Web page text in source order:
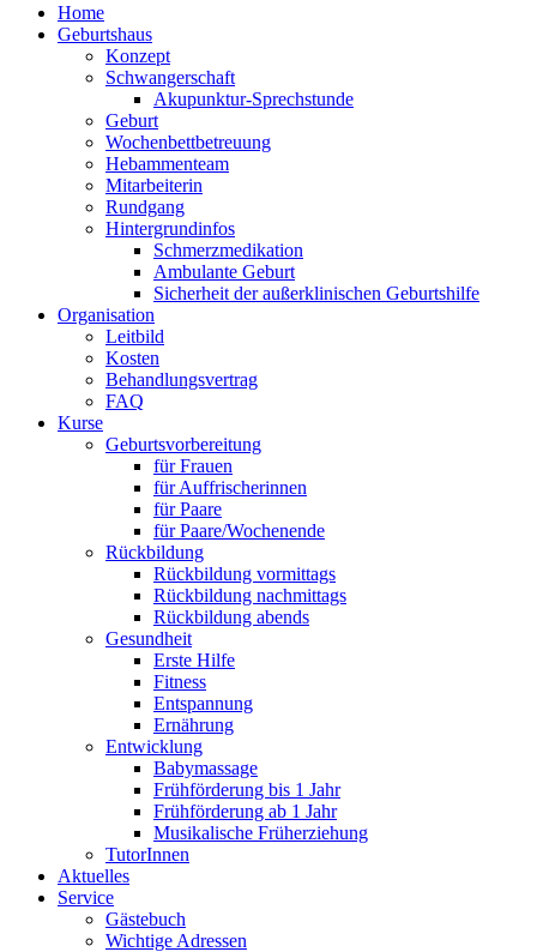
Home
Geburtshaus
Konzept
Schwangerschaft
Akupunktur-Sprechstunde
Geburt
Wochenbettbetreuung
Hebammenteam
Mitarbeiterin
Rundgang
Hintergrundinfos
Schmerzmedikation
Ambulante Geburt
Sicherheit der außerklinischen Geburtshilfe
Organisation
Leitbild
Kosten
Behandlungsvertrag
FAQ
Kurse
Geburtsvorbereitung
für Frauen
für Auffrischerinnen
für Paare
für Paare/Wochenende
Rückbildung
Rückbildung vormittags
Rückbildung nachmittags
Rückbildung abends
Gesundheit
Erste Hilfe
Fitness
Entspannung
Ernährung
Entwicklung
Babymassage
Frühförderung bis 1 Jahr
Frühförderung ab 1 Jahr
Musikalische Früherziehung
TutorInnen
Aktuelles
Service
Gästebuch
Wichtige Adressen